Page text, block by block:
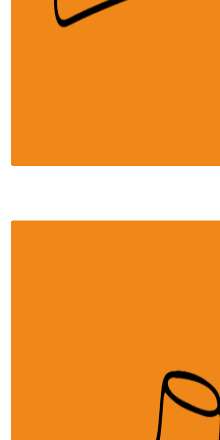
Intermédiaire avancé
Ce niveau s’adresse aux danseurs qui suivent régulièrement des cours ou pratiquent un peu
danser fréquemment et vous pouvez mélanger les pas avec aisance. Vous êtes bien connu
vous prenez soin de votre partenaire sur la piste de danse.
Vous vous sentez à l’aise de danser des Swing Out à différentes vitesses et d’utiliser des
avancés tels que le Sugar Push et similaires mouvements ne sont pas un mystère pour
également commencé à comprendre l’importance des pas de Solo Jazz dans votre danse et à
Vous souhaitez connaître plus de variations rythmiques et développer votre musicalité,